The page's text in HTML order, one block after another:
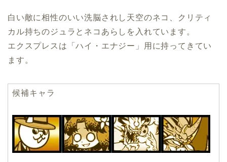
白い敵に相性のいい洗脳されし天空のネコ、クリティ
カル持ちのジュラとネコあらしを入れています。
エクスプレスは「ハイ・エナジー」用に持ってきてい
ます。
候補キャラ